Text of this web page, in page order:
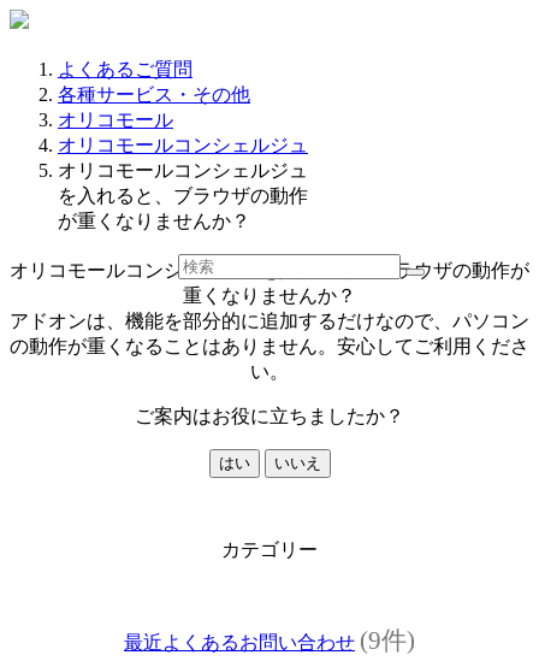
よくあるご質問
各種サービス・その他
オリコモール
オリコモールコンシェルジュ
オリコモールコンシェルジュ
を入れると、ブラウザの動作
が重くなりませんか？
オリコモールコンシェルジュを入れると、ブラウザの動作が
重くなりませんか？
アドオンは、機能を部分的に追加するだけなので、パソコン
の動作が重くなることはありません。安心してご利用くださ
い。
ご案内はお役に立ちましたか？
はい いいえ
カテゴリー
最近よくあるお問い合わせ (9件)